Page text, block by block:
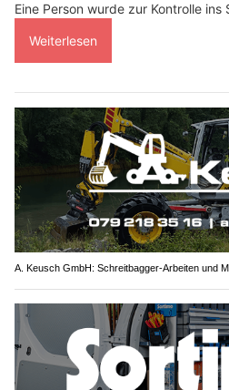
Eine Person wurde zur Kontrolle
Weiterlesen
A. Keusch GmbH: Schreitbagger-Arbeiten und